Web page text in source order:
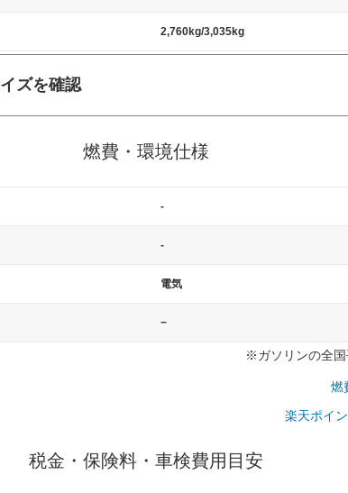
2,760kg/3,035kg
ズを確認
とされる事が多いようです。
燃費・環境仕様
-
-
電気
−
※ガソリンの全
燃
楽天ポイ
税金・保険料・車検費用目安